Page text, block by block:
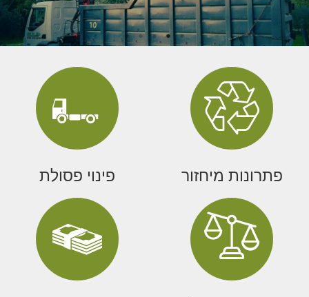
פתרונות מיחזור פינוי פסולת